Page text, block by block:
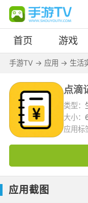
首页 游戏
手游TV -> 应用 -> 生活
点滴
类型：
大小：
应用标
应用截图